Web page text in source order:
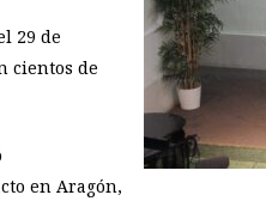
29 de
cientos de
en Aragón,